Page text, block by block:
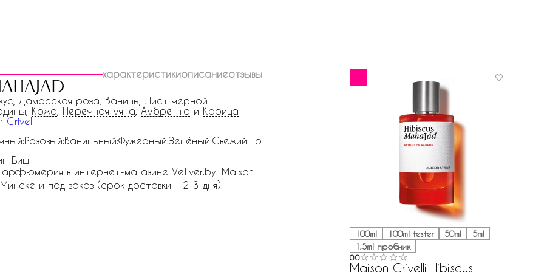
характеристикиописаниеотзывы
Дамасская роза Ваниль , Лист черной
Кожа Перечная мята Амбретта и Корица
Crivelli
Биш
в интернет-магазине Vetiver.by. Maison
и под заказ (срок доставки - 2-3 дня).
100ml 100ml tester 50ml
5ml
1,5ml пробник
0.0
Maison Crivelli Hibiscus